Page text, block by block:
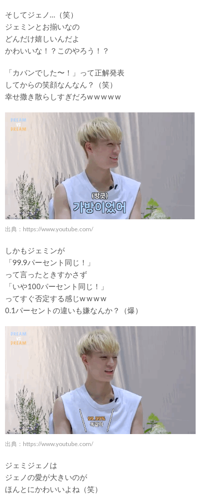
そしてジェノ…（笑）
ジェミンとお揃いなの
どんだけ嬉しいんだよ
かわいいな！？このやろう！？
「カバンでした〜！」って正解発表
してからの笑顔なんなん？（笑）
幸せ撒き散らしすぎだろw w w w w
出典：https://www.youtube.com/
しかもジェミンが
「99.9パーセント同じ！」
って言ったときすかさず
「いや100パーセント同じ！」
ってすぐ否定する感じw w w w
0.1パーセントの違いも嫌なんか？（爆）
出典：https://www.youtube.com/
ジェミジェノは
ジェノの愛が大きいのが
ほんとにかわいいよね（笑）